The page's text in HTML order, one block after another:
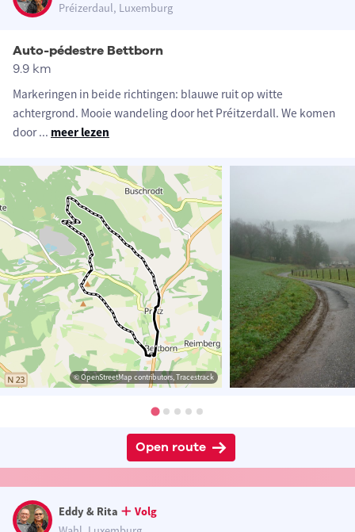
Préizerdaul, Luxemburg
Auto-pédestre Bettborn
9.9 km
Markeringen in beide richtingen: blauwe ruit op witte
achtergrond. Mooie wandeling door het Préitzerdall. We komen
door... meer lezen
© OpenStreetMap contributors, Tracestrack
Open route
Eddy & Rita
Volg